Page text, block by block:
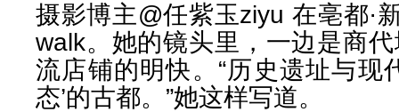
摄影博主@任紫玉ziyu 在亳都·
walk。她的镜头里，一边是商
流店铺的明快。“历史遗址与现
态’的古都。”她这样写道。